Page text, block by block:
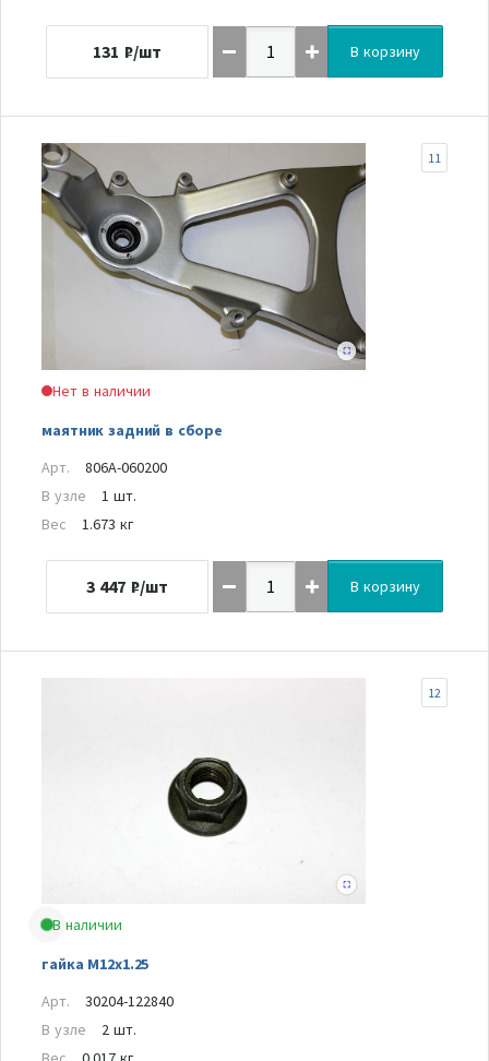
131 ₽/шт В корзину
Нет в наличии
маятник задний в сборе
11
Арт.
806A-060200
В узле
1 шт.
Вес
1.673 кг
3 447 ₽/шт В корзину
В наличии
гайка M12x1.25
12
Арт.
30204-122840
В узле
2 шт.